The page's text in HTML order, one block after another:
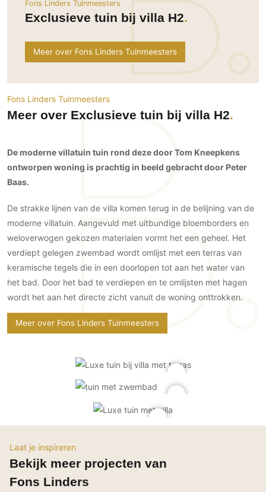
Roomdividers
Verlichting
Trappen
Keuken
Keukens
Keukenapparatuur
Keukenbladen
Keukenaccessoires
Keukenkranen
Ramen en deuren
Aluminium deuren
Deurbeslag
Raambeslag
Meubelbeslag
Ramen
Buitendeuren
Deursystemen
Glazen wandsystemen
Zonwering
Buitenshutters
Overig
Autolift
3D visualisaties
Gevel
Gevelbekleding
Gevelstenen
Houten gevelbekleding
Stucwerk
Omheining
Zwemmen
Zwembad en zwemvijver
Vloer
Buitenvloeren
Houten buitenvloeren
Natuursteen en keramiek
buitenvloeren
Zonwering buiten
Slaapkamer
Thuisbioscoop
Wellness
Werkkamer
Woonkamer
Terrasoverkapping
Tuin
Zwembad
Zakelijk
Horeca
Kantoor
Fons Linders Tuinmeesters
Exclusieve tuin bij villa H2
Meer over Fons Linders Tuinmeesters
Fons Linders Tuinmeesters
Meer over Exclusieve tuin bij villa H2
De moderne villatuin tuin rond deze door Tom Kneepkens
ontworpen woning is prachtig in beeld gebracht door Peter
Baas.
De strakke lijnen van de villa komen terug in de belijning van de
moderne villatuin. Aangevuld met uitbundige bloemborders en
weloverwogen gekozen materialen vormt het een geheel. Het
verdiept gelegen zwembad wordt omlijst met een terras van
keramische tegels die in een doorlopen tot aan het water van
het bad. Door het bad te verdiepen en te omlijsten met hagen
wordt het aan het directe zicht vanuit de woning onttrokken.
Meer over Fons Linders Tuinmeesters
Laat je inspireren
Bekijk meer projecten van
Fons Linders